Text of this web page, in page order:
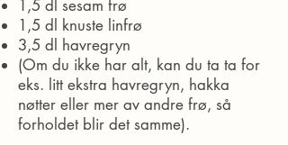
1,5 dl sesam frø
1,5 dl knuste linfrø
3,5 dl havregryn
(Om du ikke har alt, kan du ta ta for
eks. litt ekstra havregryn, hakka
nøtter eller mer av andre frø, så
forholdet blir det samme).